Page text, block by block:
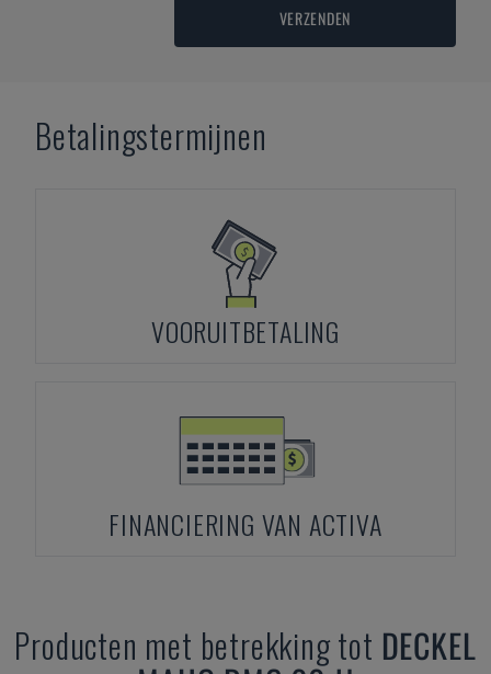
VERZENDEN
Betalingstermijnen
VOORUITBETALING
FINANCIERING VAN ACTIVA
Producten met betrekking tot DECKEL